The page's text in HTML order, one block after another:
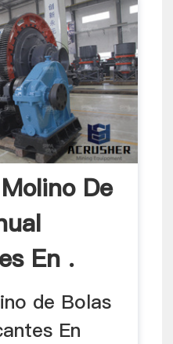
De
En .
de Bolas
En